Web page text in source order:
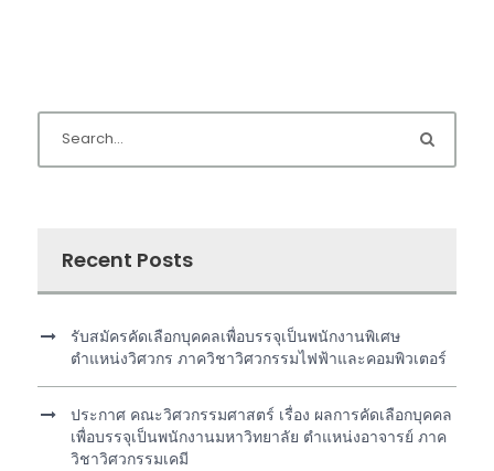
Recent Posts
รับสมัครคัดเลือกบุคคลเพื่อบรรจุเป็นพนักงานพิเศษ
ตำแหน่งวิศวกร ภาควิชาวิศวกรรมไฟฟ้าและคอมพิวเตอร์
ประกาศ คณะวิศวกรรมศาสตร์ เรื่อง ผลการคัดเลือกบุคคล
เพื่อบรรจุเป็นพนักงานมหาวิทยาลัย ตำแหน่งอาจารย์ ภาค
วิชาวิศวกรรมเคมี